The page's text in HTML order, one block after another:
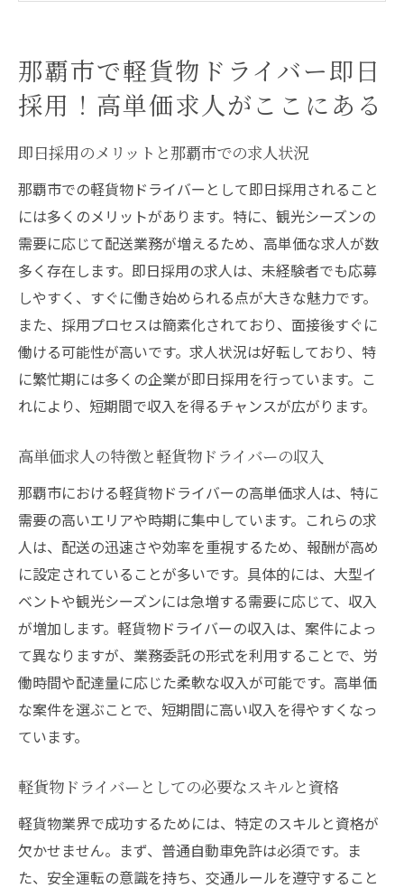
那覇市での軽貨物ドライバーの働き方と生
活
即日採用を成功させるためのポイント
沖縄観光シーズン到来！軽貨物ドライバーで高
収入を狙おう
観光シーズンがもたらす軽貨物需要の増加
配送ルートの選び方で高収入を実現する方
法
観光シーズン中の業務の効率的な進め方
那覇市における高収入の実現事例
観光地への配送で高単価を得る秘訣
未経験でも安心！那覇市で軽貨物ドライバーに
なる方法
未経験者が軽貨物ドライバーを始めるステ
ップ
那覇市での研修制度とサポート体制
未経験者が注意すべきポイントと心構え
那覇市の軽貨物業界の基本を学ぶ
初めての業務で役立つ実践的なアドバイス
未経験者が成功するための道筋
高単価な業務委託の魅力とは？那覇市で軽貨物
業務委託の仕組みとメリット
高単価を狙える業務委託の実情
那覇市での業務委託の選択肢
軽貨物業務委託がもたらすライフスタイル
那覇市で軽貨物ドライバー即日
採用！高単価求人がここにある
即日採用のメリットと那覇市での求人状況
那覇市での軽貨物ドライバーとして即日採用されること
には多くのメリットがあります。特に、観光シーズンの
需要に応じて配送業務が増えるため、高単価な求人が数
多く存在します。即日採用の求人は、未経験者でも応募
しやすく、すぐに働き始められる点が大きな魅力です。
また、採用プロセスは簡素化されており、面接後すぐに
働ける可能性が高いです。求人状況は好転しており、特
に繁忙期には多くの企業が即日採用を行っています。こ
れにより、短期間で収入を得るチャンスが広がります。
高単価求人の特徴と軽貨物ドライバーの収入
那覇市における軽貨物ドライバーの高単価求人は、特に
需要の高いエリアや時期に集中しています。これらの求
人は、配送の迅速さや効率を重視するため、報酬が高め
に設定されていることが多いです。具体的には、大型イ
ベントや観光シーズンには急増する需要に応じて、収入
が増加します。軽貨物ドライバーの収入は、案件によっ
て異なりますが、業務委託の形式を利用することで、労
働時間や配達量に応じた柔軟な収入が可能です。高単価
な案件を選ぶことで、短期間に高い収入を得やすくなっ
ています。
軽貨物ドライバーとしての必要なスキルと資格
軽貨物業界で成功するためには、特定のスキルと資格が
欠かせません。まず、普通自動車免許は必須です。ま
た、安全運転の意識を持ち、交通ルールを遵守すること